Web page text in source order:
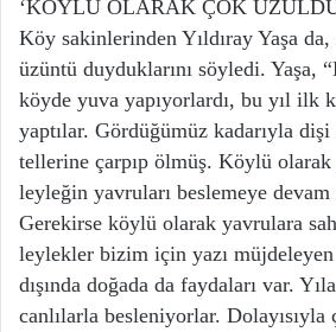
‘KÖYLÜ OLARAK ÇOK
Köy sakinlerinden Yıldıray Yaşa
üzüntü duyduklarını söyledi. Yaşa,
köyde yuva yapıyorlardı, bu yıl ilk
yaptılar. Gördüğümüz kadarıyla
tellerine çarpıp ölmüş. Köylü
leyleğin yavruları beslemeye
Gerekirse köylü olarak yavrulara
leylekler bizim için yazı
dışında doğada da faydaları var.
canlılarla besleniyorlar. Dolayısıyla